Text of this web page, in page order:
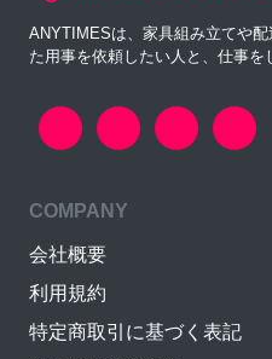
ANYTIMESは、家具組み立てや
た用事を依頼したい人と、仕事を
COMPANY
会社概要
利用規約
特定商取引に基づく表記